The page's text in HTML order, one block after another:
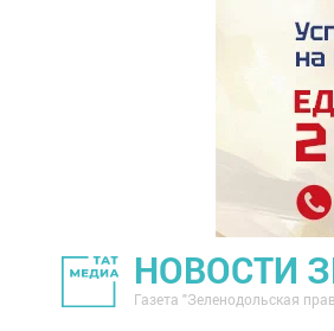
НОВОСТИ
Газета "Зеленодольская